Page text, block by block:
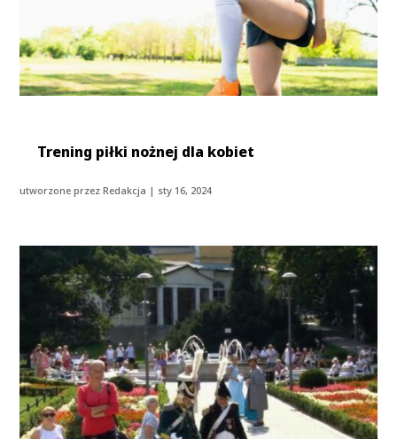
Trening piłki nożnej dla kobiet
utworzone przezRedakcja | sty 16, 2024